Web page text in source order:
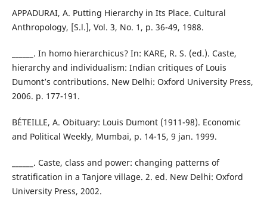
APPADURAI, A. Putting Hierarchy in Its Place. Cultural
Anthropology, [S.l.], Vol. 3, No. 1, p. 36-49, 1988.
______. In homo hierarchicus? In: KARE, R. S. (ed.). Caste,
hierarchy and individualism: Indian critiques of Louis
Dumont’s contributions. New Delhi: Oxford University Press,
2006. p. 177-191.
BÉTEILLE, A. Obituary: Louis Dumont (1911-98). Economic
and Political Weekly, Mumbai, p. 14-15, 9 jan. 1999.
______. Caste, class and power: changing patterns of
stratification in a Tanjore village. 2. ed. New Delhi: Oxford
University Press, 2002.